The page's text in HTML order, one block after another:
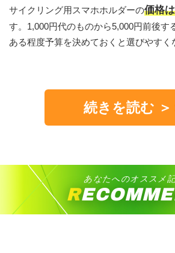
サイクリング用スマホホルダーの価格
す。1,000円代のものから5,000円前後す
ある程度予算を決めておくと選びやすく
続きを読む ＞
あなたへのオススメ